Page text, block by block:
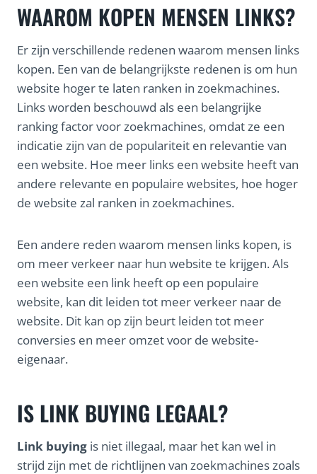
WAAROM KOPEN MENSEN LINKS?
Er zijn verschillende redenen waarom mensen links
kopen. Een van de belangrijkste redenen is om hun
website hoger te laten ranken in zoekmachines.
Links worden beschouwd als een belangrijke
ranking factor voor zoekmachines, omdat ze een
indicatie zijn van de populariteit en relevantie van
een website. Hoe meer links een website heeft van
andere relevante en populaire websites, hoe hoger
de website zal ranken in zoekmachines.
Een andere reden waarom mensen links kopen, is
om meer verkeer naar hun website te krijgen. Als
een website een link heeft op een populaire
website, kan dit leiden tot meer verkeer naar de
website. Dit kan op zijn beurt leiden tot meer
conversies en meer omzet voor de website-
eigenaar.
IS LINK BUYING LEGAAL?
Link buying is niet illegaal, maar het kan wel in
strijd zijn met de richtlijnen van zoekmachines zoals